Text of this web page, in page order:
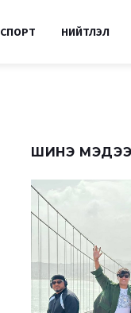
СПОРТ НИЙТЛЭЛ
ШИНЭ МЭДЭЭ